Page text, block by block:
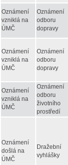
Oznámení
vzniklá na
ÚMČ
Oznámení
odboru
dopravy
Oznámení
vzniklá na
ÚMČ
Oznámení
odboru
dopravy
Oznámení
vzniklá na
ÚMČ
Oznámení
odboru
životního
prostředí
Oznámení
došlá na
ÚMČ
Dražební
vyhlášky